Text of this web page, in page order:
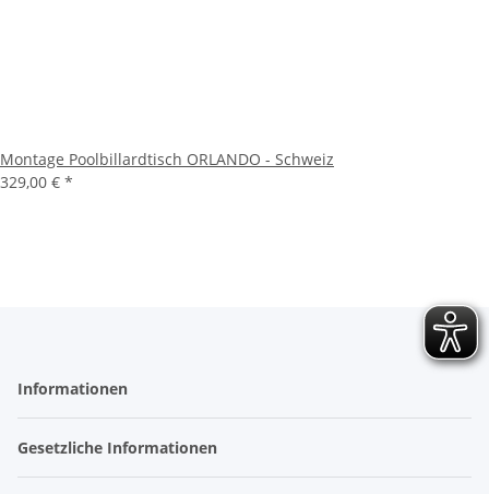
Montage Poolbillardtisch ORLANDO - Schweiz
329,00 € *
Informationen
Gesetzliche Informationen